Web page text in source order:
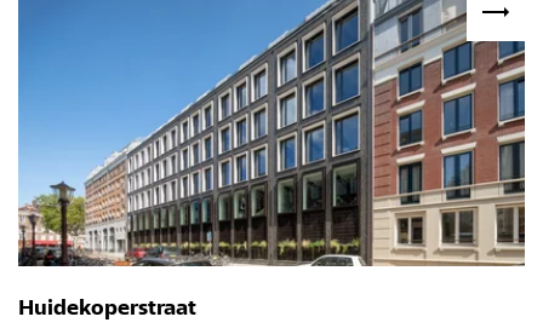
Huidekoperstraat